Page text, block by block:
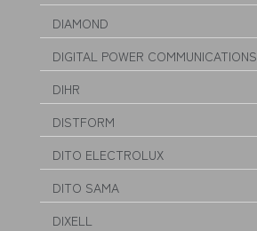
DIAMOND
DIGITAL POWER COMMUNICATIONS
DIHR
DISTFORM
DITO ELECTROLUX
DITO SAMA
DIXELL